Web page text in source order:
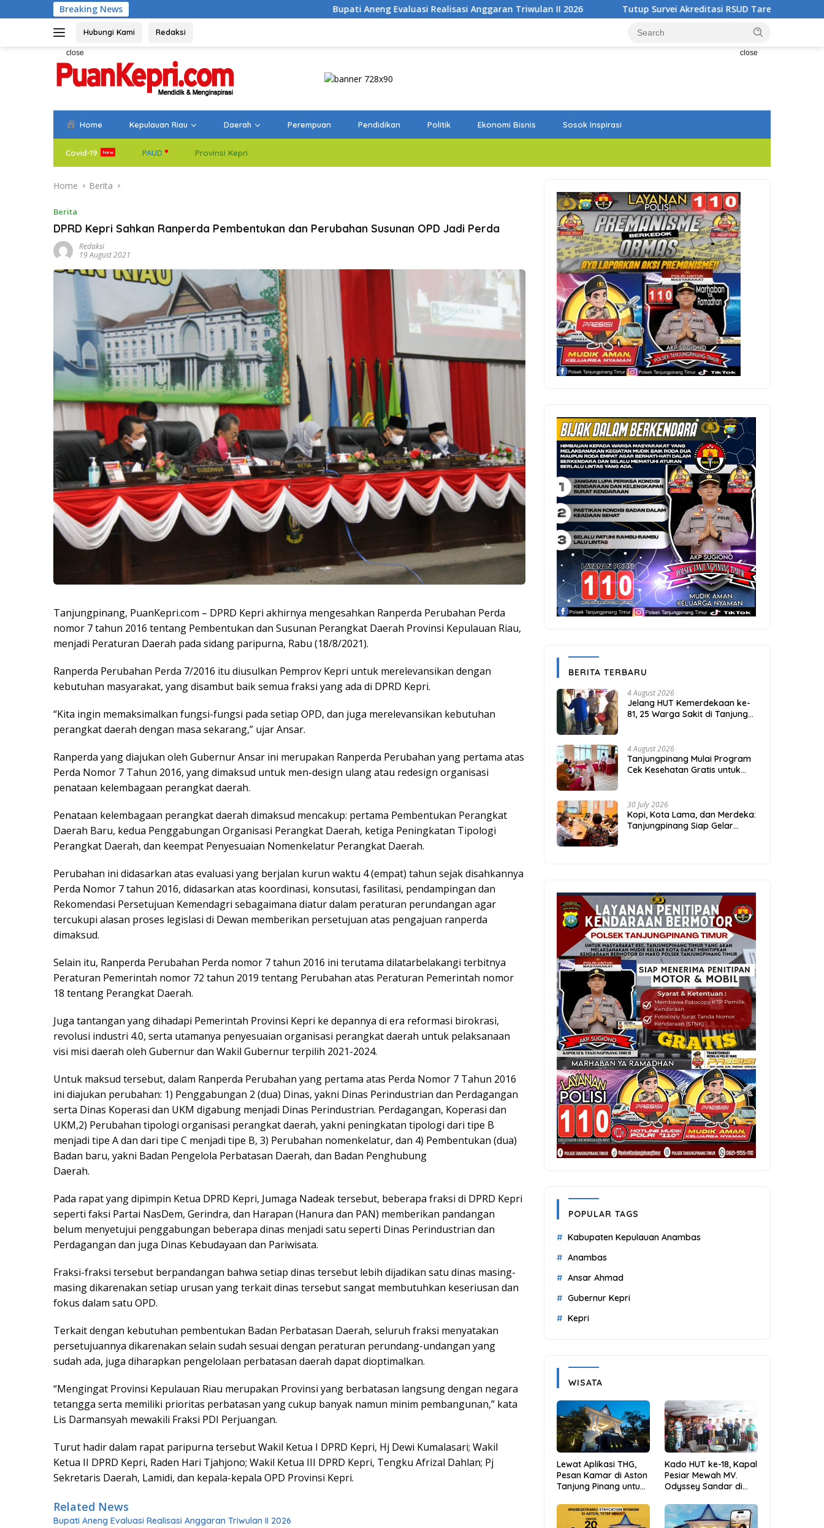
to
Breaking News Bupati Aneng Evaluasi Realisasi Anggaran Triwulan II 2026 Tutup Survei Akreditasi RSUD Tarempa, Bupati Aneng: Akreditasi Adalah
Hubungi Kami Redaksi
close close
Home Kepulauan Riau Daerah Perempuan Pendidikan Politik Ekonomi Bisnis Sosok Inspirasi
Covid-19 PAUD Provinsi Kepri
Home Berita
Berita
DPRD Kepri Sahkan Ranperda Pembentukan dan Perubahan Susunan OPD Jadi Perda
Redaksi
19 August 2021
Tanjungpinang, PuanKepri.com – DPRD Kepri akhirnya mengesahkan Ranperda Perubahan Perda
nomor 7 tahun 2016 tentang Pembentukan dan Susunan Perangkat Daerah Provinsi Kepulauan Riau,
menjadi Peraturan Daerah pada sidang paripurna, Rabu (18/8/2021).
Ranperda Perubahan Perda 7/2016 itu diusulkan Pemprov Kepri untuk merelevansikan dengan
kebutuhan masyarakat, yang disambut baik semua fraksi yang ada di DPRD Kepri.
“Kita ingin memaksimalkan fungsi-fungsi pada setiap OPD, dan juga merelevansikan kebutuhan
perangkat daerah dengan masa sekarang,” ujar Ansar.
Ranperda yang diajukan oleh Gubernur Ansar ini merupakan Ranperda Perubahan yang pertama atas
Perda Nomor 7 Tahun 2016, yang dimaksud untuk men-design ulang atau redesign organisasi
penataan kelembagaan perangkat daerah.
Penataan kelembagaan perangkat daerah dimaksud mencakup: pertama Pembentukan Perangkat
Daerah Baru, kedua Penggabungan Organisasi Perangkat Daerah, ketiga Peningkatan Tipologi
Perangkat Daerah, dan keempat Penyesuaian Nomenkelatur Perangkat Daerah.
Perubahan ini didasarkan atas evaluasi yang berjalan kurun waktu 4 (empat) tahun sejak disahkannya
Perda Nomor 7 tahun 2016, didasarkan atas koordinasi, konsutasi, fasilitasi, pendampingan dan
Rekomendasi Persetujuan Kemendagri sebagaimana diatur dalam peraturan perundangan agar
tercukupi alasan proses legislasi di Dewan memberikan persetujuan atas pengajuan ranperda
dimaksud.
Selain itu, Ranperda Perubahan Perda nomor 7 tahun 2016 ini terutama dilatarbelakangi terbitnya
Peraturan Pemerintah nomor 72 tahun 2019 tentang Perubahan atas Peraturan Pemerintah nomor
18 tentang Perangkat Daerah.
Juga tantangan yang dihadapi Pemerintah Provinsi Kepri ke depannya di era reformasi birokrasi,
revolusi industri 4.0, serta utamanya penyesuaian organisasi perangkat daerah untuk pelaksanaan
visi misi daerah oleh Gubernur dan Wakil Gubernur terpilih 2021-2024.
Untuk maksud tersebut, dalam Ranperda Perubahan yang pertama atas Perda Nomor 7 Tahun 2016
ini diajukan perubahan: 1) Penggabungan 2 (dua) Dinas, yakni Dinas Perindustrian dan Perdagangan
serta Dinas Koperasi dan UKM digabung menjadi Dinas Perindustrian. Perdagangan, Koperasi dan
UKM,2) Perubahan tipologi organisasi perangkat daerah, yakni peningkatan tipologi dari tipe B
menjadi tipe A dan dari tipe C menjadi tipe B, 3) Perubahan nomenkelatur, dan 4) Pembentukan (dua)
Badan baru, yakni Badan Pengelola Perbatasan Daerah, dan Badan Penghubung
Daerah.
Pada rapat yang dipimpin Ketua DPRD Kepri, Jumaga Nadeak tersebut, beberapa fraksi di DPRD Kepri
seperti faksi Partai NasDem, Gerindra, dan Harapan (Hanura dan PAN) memberikan pandangan
belum menyetujui penggabungan beberapa dinas menjadi satu seperti Dinas Perindustrian dan
Perdagangan dan juga Dinas Kebudayaan dan Pariwisata.
Fraksi-fraksi tersebut berpandangan bahwa setiap dinas tersebut lebih dijadikan satu dinas masing-
masing dikarenakan setiap urusan yang terkait dinas tersebut sangat membutuhkan keseriusan dan
fokus dalam satu OPD.
Terkait dengan kebutuhan pembentukan Badan Perbatasan Daerah, seluruh fraksi menyatakan
persetujuannya dikarenakan selain sudah sesuai dengan peraturan perundang-undangan yang
sudah ada, juga diharapkan pengelolaan perbatasan daerah dapat dioptimalkan.
“Mengingat Provinsi Kepulauan Riau merupakan Provinsi yang berbatasan langsung dengan negara
tetangga serta memiliki prioritas perbatasan yang cukup banyak namun minim pembangunan,” kata
Lis Darmansyah mewakili Fraksi PDI Perjuangan.
Turut hadir dalam rapat paripurna tersebut Wakil Ketua I DPRD Kepri, Hj Dewi Kumalasari; Wakil
Ketua II DPRD Kepri, Raden Hari Tjahjono; Wakil Ketua III DPRD Kepri, Tengku Afrizal Dahlan; Pj
Sekretaris Daerah, Lamidi, dan kepala-kepala OPD Provinsi Kepri.
Related News
Bupati Aneng Evaluasi Realisasi Anggaran Triwulan II 2026
BERITA TERBARU
4 August 2026
Jelang HUT Kemerdekaan ke-
81, 25 Warga Sakit di Tanjung
4 August 2026
Tanjungpinang Mulai Program
Cek Kesehatan Gratis untuk
30 July 2026
Kopi, Kota Lama, dan Merdeka:
Tanjungpinang Siap Gelar
POPULAR TAGS
Kabupaten Kepulauan Anambas
Anambas
Ansar Ahmad
Gubernur Kepri
Kepri
WISATA
Lewat Aplikasi THG,
Pesan Kamar di Aston
Tanjung Pinang untuk
Lebih Praktis dan
Kado HUT ke-18, Kapal
Pesiar Mewah MV.
Odyssey Sandar di
Aneng: Anambas Siap
Mendunia